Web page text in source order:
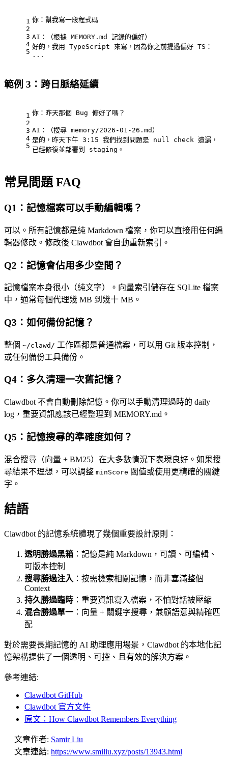
1
2
3
4
5
你：幫我寫一段程式碼
AI：（根據 MEMORY.md 記錄的偏好）
好的，我用 TypeScript 來寫，因為你之前提過偏好 TS：
...
範例 3：跨日脈絡延續
1
2
3
4
5
你：昨天那個 Bug 修好了嗎？
AI：（搜尋 memory/2026-01-26.md）
是的，昨天下午 3:15 我們找到問題是 null check 遺漏，
已經修復並部署到 staging。
常見問題 FAQ
Q1：記憶檔案可以手動編輯嗎？
可以。所有記憶都是純 Markdown 檔案，你可以直接用任何編
輯器修改。修改後 Clawdbot 會自動重新索引。
Q2：記憶會佔用多少空間？
記憶檔案本身很小（純文字）。向量索引儲存在 SQLite 檔案
中，通常每個代理幾 MB 到幾十 MB。
Q3：如何備份記憶？
整個 ~/clawd/ 工作區都是普通檔案，可以用 Git 版本控制，
或任何備份工具備份。
Q4：多久清理一次舊記憶？
Clawdbot 不會自動刪除記憶。你可以手動清理過時的 daily
log，重要資訊應該已經整理到 MEMORY.md。
Q5：記憶搜尋的準確度如何？
混合搜尋（向量 + BM25）在大多數情況下表現良好。如果搜
尋結果不理想，可以調整 minScore 閾值或使用更精確的關鍵
字。
結語
Clawdbot 的記憶系統體現了幾個重要設計原則：
透明勝過黑箱 ：記憶是純 Markdown，可讀、可編輯、
可版本控制
搜尋勝過注入 ：按需檢索相關記憶，而非塞滿整個
Context
持久勝過臨時 ：重要資訊寫入檔案，不怕對話被壓縮
混合勝過單一 ：向量 + 關鍵字搜尋，兼顧語意與精確匹
配
對於需要長期記憶的 AI 助理應用場景，Clawdbot 的本地化記
憶架構提供了一個透明、可控、且有效的解決方案。
參考連結:
Clawdbot GitHub
Clawdbot 官方文件
原文：How Clawdbot Remembers Everything
文章作者: Samir Liu
文章連結: https://www.smiliu.xyz/posts/13943.html